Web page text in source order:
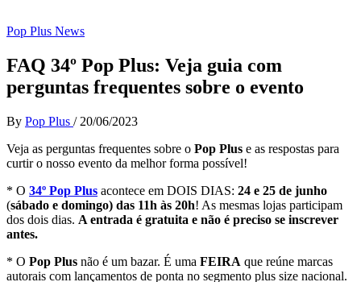
Pop Plus News
FAQ 34º Pop Plus: Veja guia com
perguntas frequentes sobre o evento
By Pop Plus / 20/06/2023
Veja as perguntas frequentes sobre o Pop Plus e as respostas para
curtir o nosso evento da melhor forma possível!
* O 34º Pop Plus acontece em DOIS DIAS: 24 e 25 de junho
(sábado e domingo) das 11h às 20h! As mesmas lojas participam
dos dois dias. A entrada é gratuita e não é preciso se inscrever
antes.
* O Pop Plus não é um bazar. É uma FEIRA que reúne marcas
autorais com lançamentos de ponta no segmento plus size nacional.